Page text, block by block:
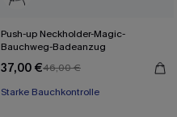
Push-up Neckholder-Magic-
Bauchweg-Badeanzug
37,00 €46,00 €
Starke Bauchkontrolle